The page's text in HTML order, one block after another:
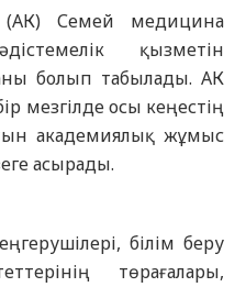
(АК) Семей медицина
қызметін
болып табылады. АК
мезгілде осы кеңестің
академиялық жұмыс
асырады.
білім беру
төрағалары,